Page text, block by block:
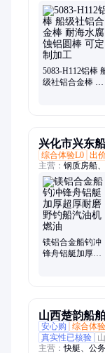
型材、纯铝线、
圆片、铝卷带、
磨棒、纯铝棒、
5083-H112铝棒
级社铝合金棒 耐
兴化市兴东
综合体验L0 出
主营： 钢质房船
镁铝合金船钓冲
锋舟铝艇加厚超
山西楚韵船
安心购
综合体
真实性已核验
主营：快艇、公